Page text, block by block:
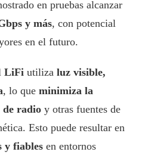
en pruebas alcanzar
y más, con potencial
en el futuro.
LiFi utiliza luz visible,
, lo que minimiza la
de radio y otras fuentes de
Esto puede resultar en
y fiables en entornos